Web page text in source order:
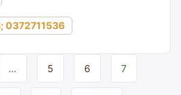
0372711536
… 5 6 7